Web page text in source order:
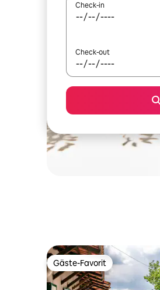
Check-in
Check-out
Gäste-Favorit
Gäste-Favorit